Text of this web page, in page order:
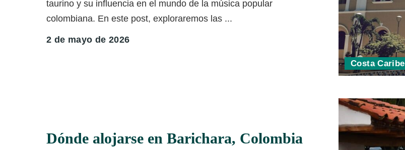
Costa Caribe
taurino y su influencia en el mundo de la música popular
colombiana. En este post, exploraremos las ...
2 de mayo de 2026
Dónde alojarse en Barichara, Colombia